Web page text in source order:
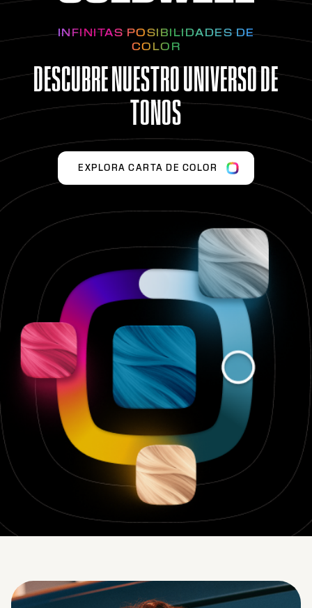
INFINITAS POSIBILIDADES DE
COLOR
DESCUBRE NUESTRO UNIVERSO DE
TONOS
EXPLORA CARTA DE COLOR